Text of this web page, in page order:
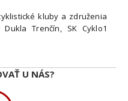
kluby a združenia
Trenčín, SK Cyklo1
U NÁS?